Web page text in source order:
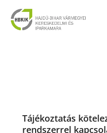
Tájékoztatás
rendszerrel